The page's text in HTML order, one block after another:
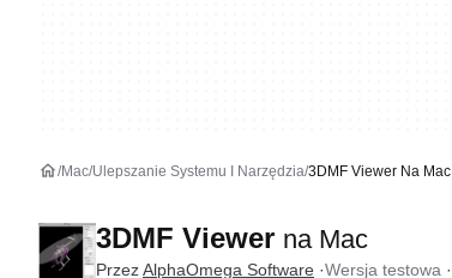
Mac Ulepszanie Systemu I Narzędzia 3DMF Viewer Na Mac
3DMF Viewer na Mac
PrzezAlphaOmega Software Wersja testowa